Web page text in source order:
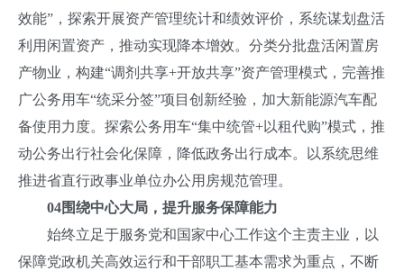
效能”，探索开展资产管理统计和绩效评价，系统谋划盘活
利用闲置资产，推动实现降本增效。分类分批盘活闲置房
产物业，构建“调剂共享+开放共享”资产管理模式，完善推
广公务用车“统采分签”项目创新经验，加大新能源汽车配
备使用力度。探索公务用车“集中统管+以租代购”模式，推
动公务出行社会化保障，降低政务出行成本。以系统思维
推进省直行政事业单位办公用房规范管理。
04围绕中心大局，提升服务保障能力
始终立足于服务党和国家中心工作这个主责主业，以
保障党政机关高效运行和干部职工基本需求为重点，不断